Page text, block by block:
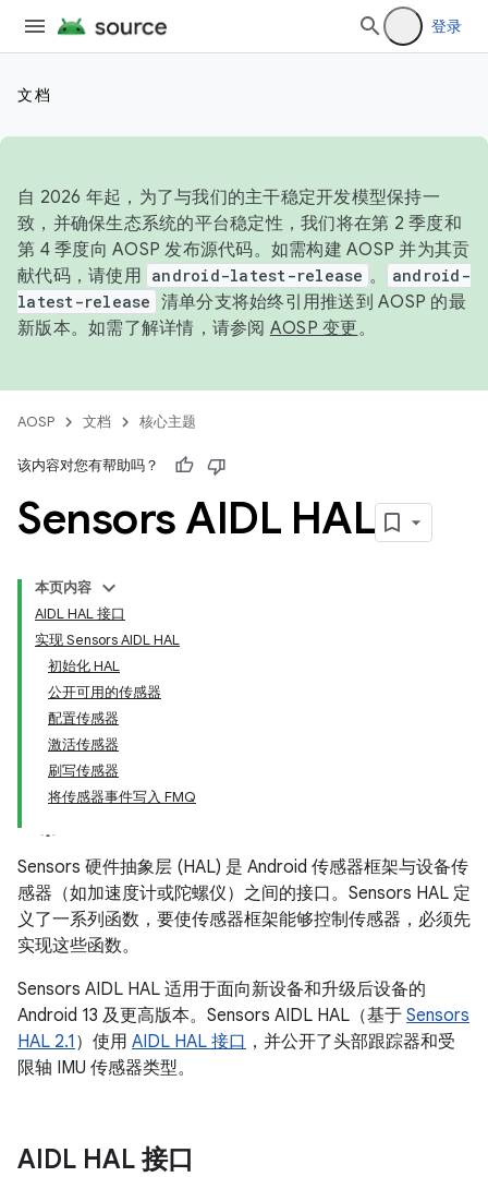
登录
文档
自 2026 年起，为了与我们的主干稳定开发模型保持一
致，并确保生态系统的平台稳定性，我们将在第 2 季度和
第 4 季度向 AOSP 发布源代码。如需构建 AOSP 并为其贡
献代码，请使用 android-latest-release 。
android-
latest-release 清单分支将始终引用推送到 AOSP 的最
新版本。如需了解详情，请参阅 AOSP 变更。
AOSP 文档 核心主题
该内容对您有帮助吗？
Sensors AIDL HAL
本页内容
AIDL HAL 接口
实现 Sensors AIDL HAL
初始化 HAL
公开可用的传感器
配置传感器
激活传感器
刷写传感器
将传感器事件写入 FMQ
Sensors 硬件抽象层 (HAL) 是 Android 传感器框架与设备传
感器（如加速度计或陀螺仪）之间的接口。Sensors HAL 定
义了一系列函数，要使传感器框架能够控制传感器，必须先
实现这些函数。
Sensors AIDL HAL 适用于面向新设备和升级后设备的
Android 13 及更高版本。Sensors AIDL HAL（基于 Sensors
HAL 2.1 ）使用 AIDL HAL 接口 ，并公开了头部跟踪器和受
限轴 IMU 传感器类型。
AIDL HAL 接口